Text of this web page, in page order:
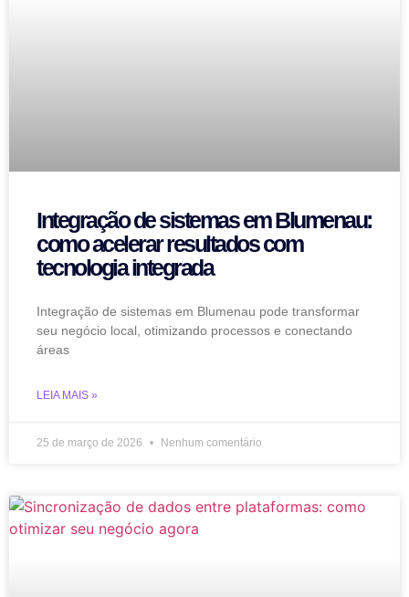
Integração de sistemas em Blumenau:
como acelerar resultados com
tecnologia integrada
Integração de sistemas em Blumenau pode transformar
seu negócio local, otimizando processos e conectando
áreas
LEIA MAIS »
25 de março de 2026 Nenhum comentário